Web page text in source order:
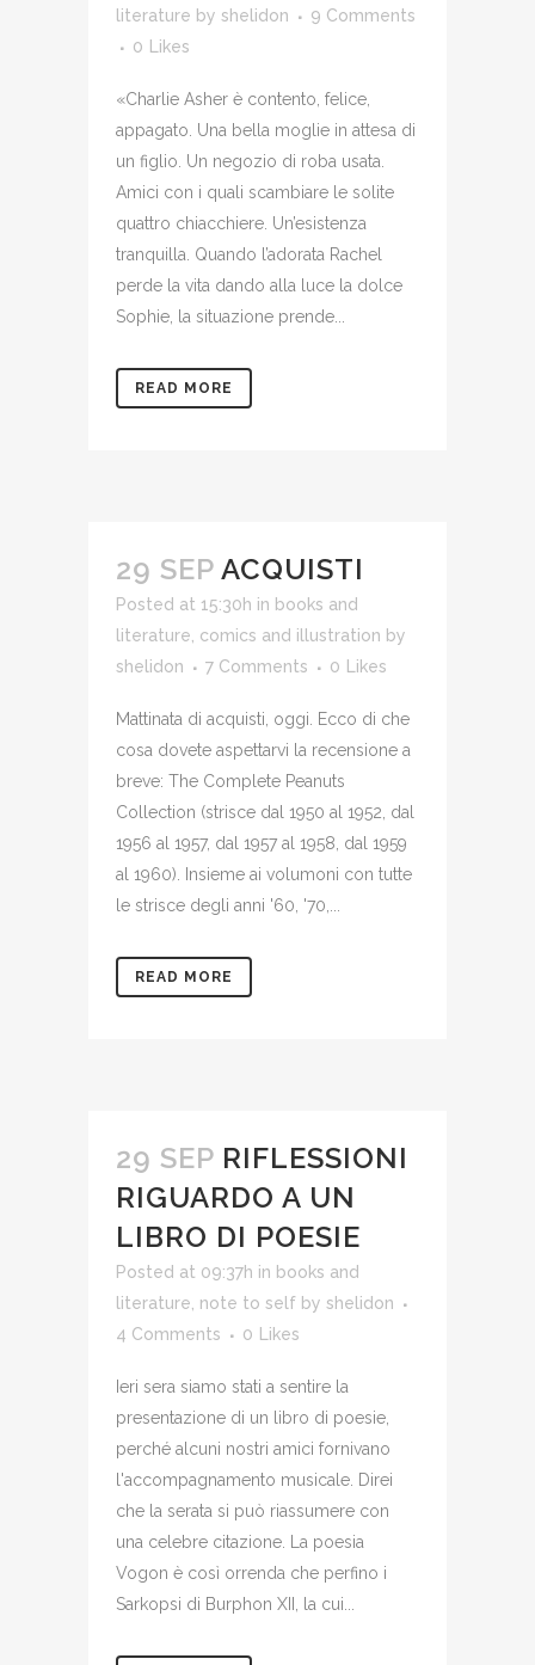
literature by shelidon
9 Comments
0
Likes
«Charlie Asher è contento, felice,
appagato. Una bella moglie in attesa di
un figlio. Un negozio di roba usata.
Amici con i quali scambiare le solite
quattro chiacchiere. Un’esistenza
tranquilla. Quando l’adorata Rachel
perde la vita dando alla luce la dolce
Sophie, la situazione prende...
READ MORE
29 SEP ACQUISTI
Posted at 15:30h in books and
literature comics and illustration by
shelidon
7 Comments 0 Likes
Mattinata di acquisti, oggi. Ecco di che
cosa dovete aspettarvi la recensione a
breve: The Complete Peanuts
Collection (strisce dal 1950 al 1952, dal
1956 al 1957, dal 1957 al 1958, dal 1959
al 1960). Insieme ai volumoni con tutte
le strisce degli anni '60, '70,...
READ MORE
29 SEP RIFLESSIONI
RIGUARDO A UN
LIBRO DI POESIE
Posted at 09:37h in books and
literature note to self by shelidon
4 Comments
0 Likes
Ieri sera siamo stati a sentire la
presentazione di un libro di poesie,
perché alcuni nostri amici fornivano
l'accompagnamento musicale. Direi
che la serata si può riassumere con
una celebre citazione. La poesia
Vogon è così orrenda che perfino i
Sarkopsi di Burphon XII, la cui...